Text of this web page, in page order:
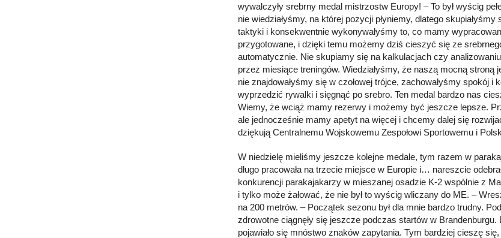
wywalczyły srebrny medal mistrzostw Europy! – To był wyścig
nie wiedziałyśmy, na której pozycji płyniemy, dlatego
taktyki i konsekwentnie wykonywałyśmy to, co mamy
przygotowane, i dzięki temu możemy dziś cieszyć się ze
automatycznie. Nie skupiamy się na kalkulacjach czy
przez miesiące treningów. Wiedziałyśmy, że naszą mocną
nie znajdowałyśmy się w czołowej trójce, zachowałyśmy spokój
wyprzedzić rywalki i sięgnąć po srebro. Ten medal bardzo nas
Wiemy, że wciąż mamy rezerwy i możemy być jeszcze lepsze.
ale jednocześnie mamy apetyt na więcej i chcemy dalej się
dziękują Centralnemu Wojskowemu Zespołowi Sportowemu i
W niedzielę mieliśmy jeszcze kolejne medale, tym razem w
długo pracowała na trzecie miejsce w Europie i… nareszcie
konkurencji parakajakarzy w mieszanej osadzie K-2 wspólnie z
i tylko może żałować, że nie był to wyścig wliczany do ME. –
na 200 metrów. – Początek sezonu był dla mnie bardzo trudny.
zdrowotne ciągnęły się jeszcze podczas startów w
pojawiało się mnóstwo znaków zapytania. Tym bardziej cieszę